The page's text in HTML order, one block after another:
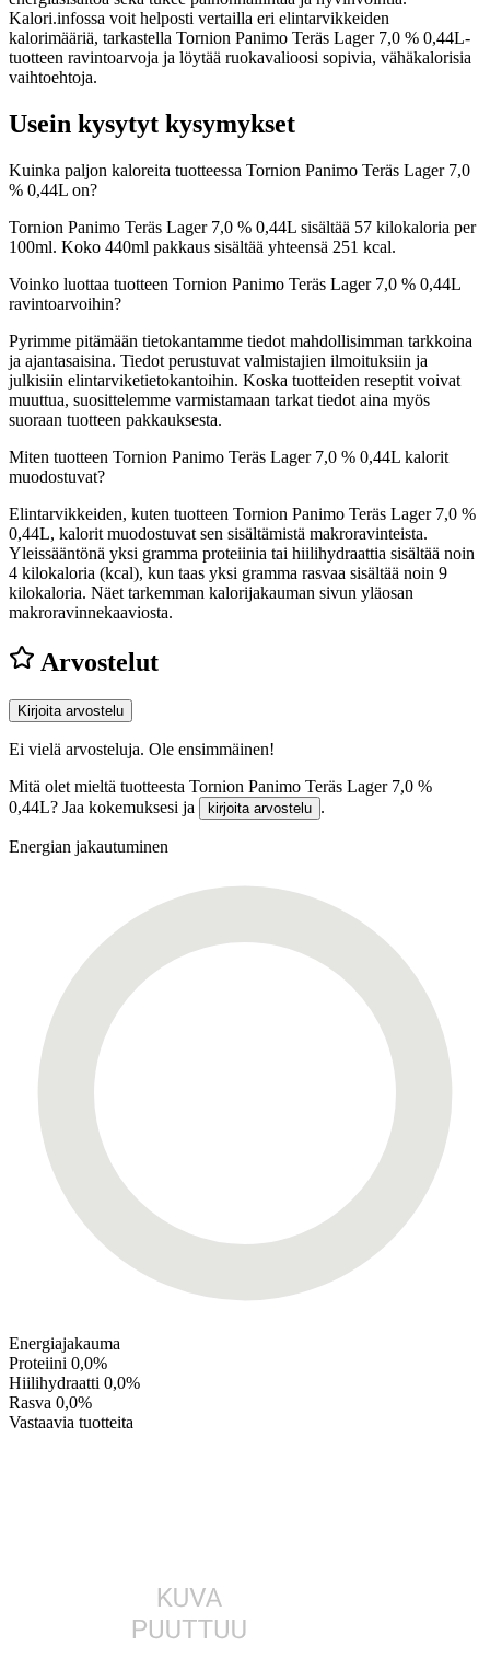
Kalori.infossa voit helposti vertailla eri elintarvikkeiden
kalorimääriä, tarkastella Tornion Panimo Teräs Lager 7,0 % 0,44L-
tuotteen ravintoarvoja ja löytää ruokavalioosi sopivia, vähäkalorisia
vaihtoehtoja.
Usein kysytyt kysymykset
Kuinka paljon kaloreita tuotteessa Tornion Panimo Teräs Lager 7,0
% 0,44L on?
Tornion Panimo Teräs Lager 7,0 % 0,44L sisältää 57 kilokaloria per
100ml. Koko 440ml pakkaus sisältää yhteensä 251 kcal.
Voinko luottaa tuotteen Tornion Panimo Teräs Lager 7,0 % 0,44L
ravintoarvoihin?
Pyrimme pitämään tietokantamme tiedot mahdollisimman tarkkoina
ja ajantasaisina. Tiedot perustuvat valmistajien ilmoituksiin ja
julkisiin elintarviketietokantoihin. Koska tuotteiden reseptit voivat
muuttua, suosittelemme varmistamaan tarkat tiedot aina myös
suoraan tuotteen pakkauksesta.
Miten tuotteen Tornion Panimo Teräs Lager 7,0 % 0,44L kalorit
muodostuvat?
Elintarvikkeiden, kuten tuotteen Tornion Panimo Teräs Lager 7,0 %
0,44L, kalorit muodostuvat sen sisältämistä makroravinteista.
Yleissääntönä yksi gramma proteiinia tai hiilihydraattia sisältää noin
4 kilokaloria (kcal), kun taas yksi gramma rasvaa sisältää noin 9
kilokaloria. Näet tarkemman kalorijakauman sivun yläosan
makroravinnekaaviosta.
Arvostelut
Kirjoita arvostelu
Ei vielä arvosteluja. Ole ensimmäinen!
Mitä olet mieltä tuotteesta Tornion Panimo Teräs Lager 7,0 %
0,44L? Jaa kokemuksesi ja
kirjoita arvostelu .
Energian jakautuminen
Energiajakauma
Proteiini 0,0%
Hiilihydraatti 0,0%
Rasva 0,0%
Vastaavia tuotteita